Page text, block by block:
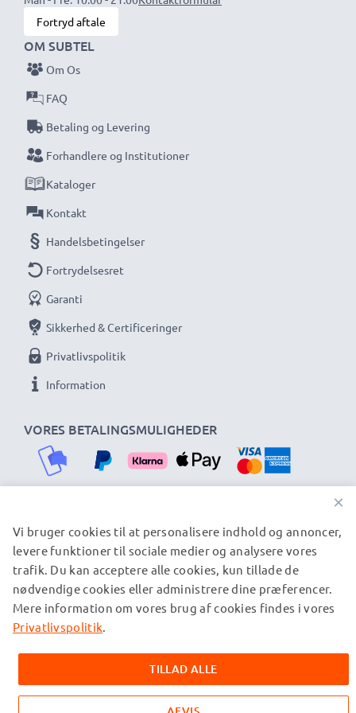
ved højkvalitetsprodukter. Derfor giver sikrer vi dig en
garanti på 36 måneder!
Fortryd aftale
VORES BETALINGSMULIGHEDER
OM SUBTEL
Om Os
FAQ
Betaling og Levering
Forhandlere og Institutioner
Kataloger
Kontakt
Handelsbetingelser
Fortrydelsesret
Garanti
Sikkerhed & Certificeringer
Privatlivspolitik
Information
VORES FORSENDELSESPARTNERE
© subtel.dk 2026
Alle priser er inklusive moms og eksklusive
forsendelsesomkostninger. Bemærk venligst, at alle viste
ejere og er nævnt på vores websider udelukkende for at give
oplysninger om vores produkter.
×
Vi bruger cookies til at personalisere indhold og annoncer,
levere funktioner til sociale medier og analysere vores
trafik. Du kan acceptere alle cookies, kun tillade de
nødvendige cookies eller administrere dine præferencer.
Mere information om vores brug af cookies findes i vores
Privatlivspolitik.
TILLAD ALLE